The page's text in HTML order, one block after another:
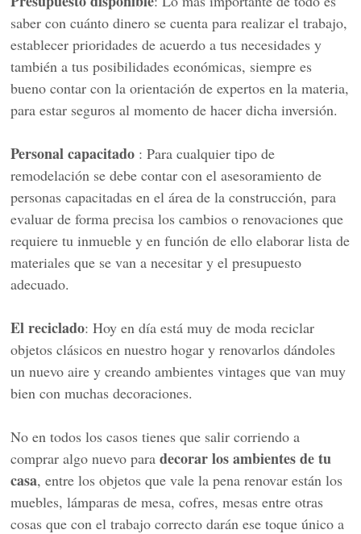
saber con cuánto dinero se cuenta para realizar el trabajo,
establecer prioridades de acuerdo a tus necesidades y
también a tus posibilidades económicas, siempre es
bueno contar con la orientación de expertos en la materia,
para estar seguros al momento de hacer dicha inversión.
Personal capacitado : Para cualquier tipo de
remodelación se debe contar con el asesoramiento de
personas capacitadas en el área de la construcción, para
evaluar de forma precisa los cambios o renovaciones que
requiere tu inmueble y en función de ello elaborar lista de
materiales que se van a necesitar y el presupuesto
adecuado.
El reciclado: Hoy en día está muy de moda reciclar
objetos clásicos en nuestro hogar y renovarlos dándoles
un nuevo aire y creando ambientes vintages que van muy
bien con muchas decoraciones.
No en todos los casos tienes que salir corriendo a
comprar algo nuevo paradecorar los ambientes de tu
casa, entre los objetos que vale la pena renovar están los
muebles, lámparas de mesa, cofres, mesas entre otras
cosas que con el trabajo correcto darán ese toque único a